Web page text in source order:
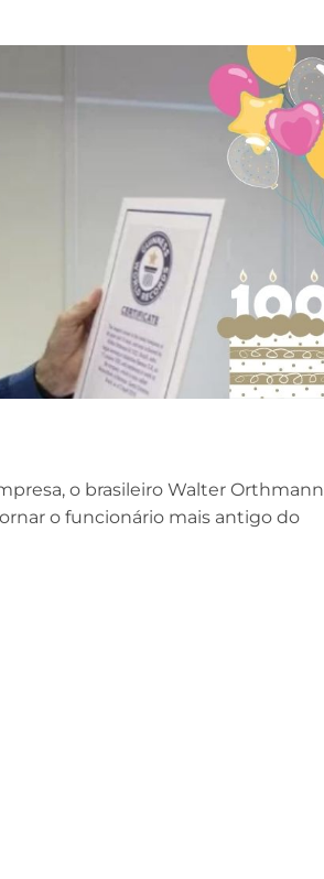
o brasileiro Walter Orthmann
o funcionário mais antigo do